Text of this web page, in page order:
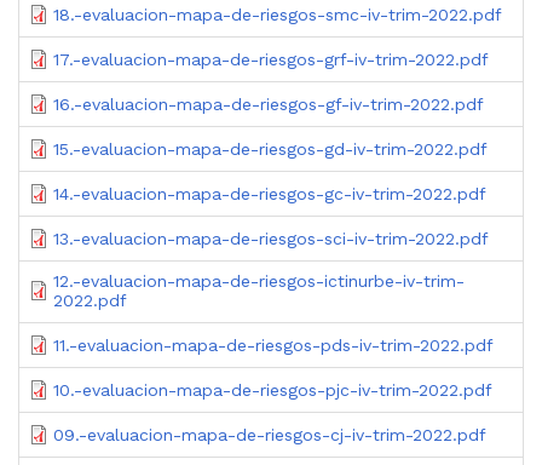
18.-evaluacion-mapa-de-riesgos-smc-iv-trim-2022.pdf
17.-evaluacion-mapa-de-riesgos-grf-iv-trim-2022.pdf
16.-evaluacion-mapa-de-riesgos-gf-iv-trim-2022.pdf
15.-evaluacion-mapa-de-riesgos-gd-iv-trim-2022.pdf
14.-evaluacion-mapa-de-riesgos-gc-iv-trim-2022.pdf
13.-evaluacion-mapa-de-riesgos-sci-iv-trim-2022.pdf
12.-evaluacion-mapa-de-riesgos-ictinurbe-iv-trim-
2022.pdf
11.-evaluacion-mapa-de-riesgos-pds-iv-trim-2022.pdf
10.-evaluacion-mapa-de-riesgos-pjc-iv-trim-2022.pdf
09.-evaluacion-mapa-de-riesgos-cj-iv-trim-2022.pdf